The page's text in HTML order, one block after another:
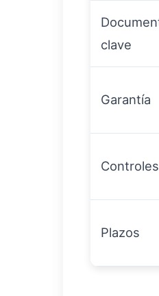
clave
Garantía
Controles
Plazos